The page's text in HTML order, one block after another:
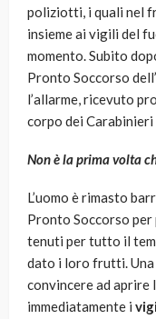
poliziotti, i quali nel
insieme ai vigili del
momento. Subito
Pronto Soccorso
l’allarme, ricevuto
corpo dei
Non è la prima volta
L’uomo è rimasto
Pronto Soccorso per
tenuti per tutto il
dato i loro frutti. Una
convincere ad
immediatamente i